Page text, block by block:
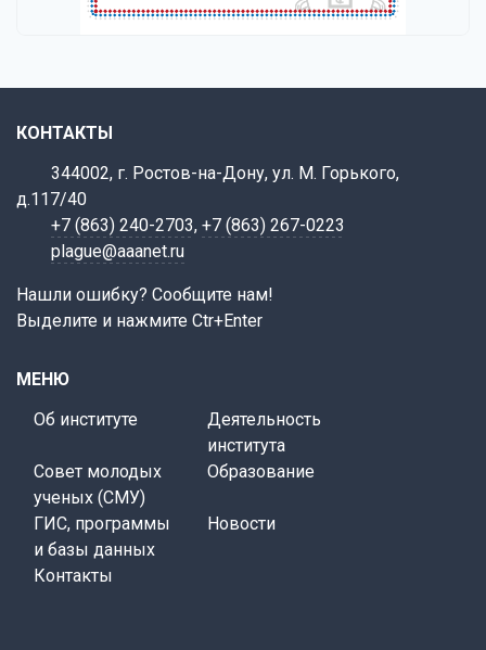
КОНТАКТЫ
344002, г. Ростов-на-Дону, ул. М. Горького,
д.117/40
+7 (863) 240-2703, +7 (863) 267-0223
plague@aaanet.ru
Нашли ошибку? Сообщите нам!
Выделите и нажмите Ctr+Enter
МЕНЮ
Об институте
Деятельность
института
Совет молодых
ученых (СМУ)
Образование
ГИС, программы
и базы данных
Новости
Контакты